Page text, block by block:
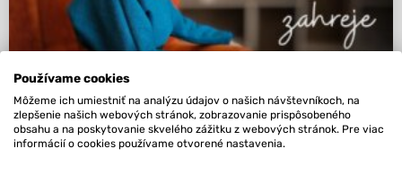
Používame cookies
Môžeme ich umiestniť na analýzu údajov o našich návštevníkoch, na
zlepšenie našich webových stránok, zobrazovanie prispôsobeného
obsahu a na poskytovanie skvelého zážitku z webových stránok. Pre viac
informácií o cookies používame otvorené nastavenia.